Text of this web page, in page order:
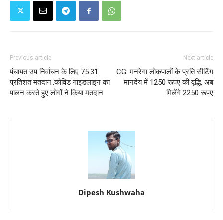
Previous article
पंचायत उप निर्वाचन के लिए 75.31
प्रतिशत मतदान..कोविड गाइडलाइन का
पालन करते हुए लोगों ने किया मतदान
Next article
CG: मनरेगा लोकपालों के प्रति सीटिंग
मानदेय में 1250 रूपए की वृद्धि, अब
मिलेंगे 2250 रूपए
Dipesh Kushwaha